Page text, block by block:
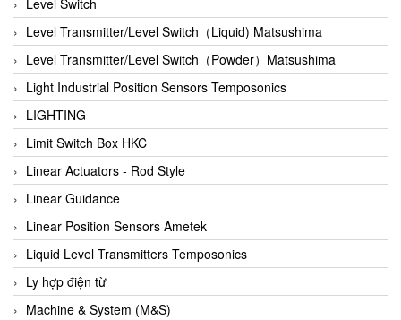
Autec
Auto Flow
Automatic valve
Aventics
Avproglobal
Axiomtek
AZBIL
B&C Electronics
B&R
Babcok wilcox
Baelz Automatic Vietnam
Level Transmitter/Level Switch（Liquid) Matsushima
Level Transmitter/Level Switch（Powder）Matsushima
Light Industrial Position Sensors Temposonics
LIGHTING
Limit Switch Box HKC
Linear Actuators - Rod Style
Linear Guidance
Linear Position Sensors Ametek
Liquid Level Transmitters Temposonics
Ly hợp điện từ
Machine & System (M&S)